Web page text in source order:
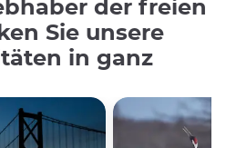
der freien
Sie unsere
in ganz